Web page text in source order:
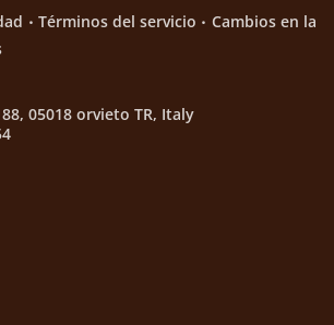
. Términos del servicio . Cambios en la
05018 orvieto TR, Italy